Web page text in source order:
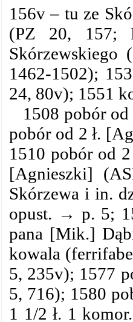
156v – tu ze
(PZ 20, 157;
1462-1502);
24, 80v); 1551
1508 pobór
pobór od 2 ł.
1510 pobór od
[Agnieszki]
Skórzewa i in.
opust. → p. 5;
pana [Mik.]
kowala
5, 235v); 1577
5, 716); 1580
1 1/2 ł. 1